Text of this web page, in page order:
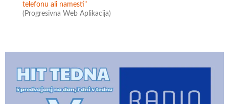
telefonu ali namesti"
(Progresivna Web Aplikacija)